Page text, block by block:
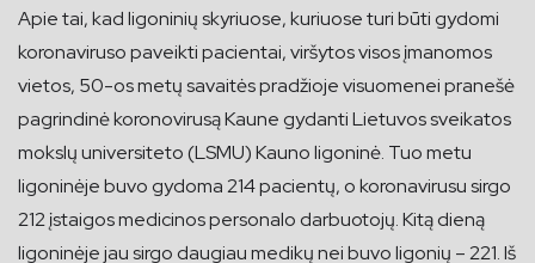
Apie tai, kad ligoninių skyriuose, kuriuose turi būti gydomi
koronaviruso paveikti pacientai, viršytos visos įmanomos
vietos, 50-os metų savaitės pradžioje visuomenei pranešė
pagrindinė koronovirusą Kaune gydanti Lietuvos sveikatos
mokslų universiteto (LSMU) Kauno ligoninė. Tuo metu
ligoninėje buvo gydoma 214 pacientų, o koronavirusu sirgo
212 įstaigos medicinos personalo darbuotojų. Kitą dieną
ligoninėje jau sirgo daugiau medikų nei buvo ligonių – 221. Iš